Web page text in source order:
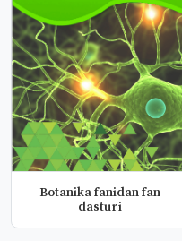
Botanika fanidan fan
dasturi